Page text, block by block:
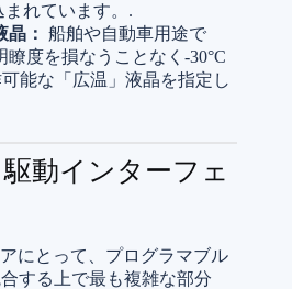
まれています。.
晶： 船舶や自動車用途で
瞭度を損なうことなく-30°C
能な「広温」液晶を指定し
動インターフェ
にとって、プログラマブル
する上で最も複雑な部分